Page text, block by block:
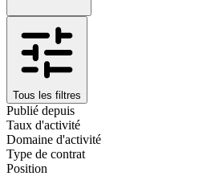
Tous les filtres
Publié depuis
Taux d'activité
Domaine d'activité
Type de contrat
Position